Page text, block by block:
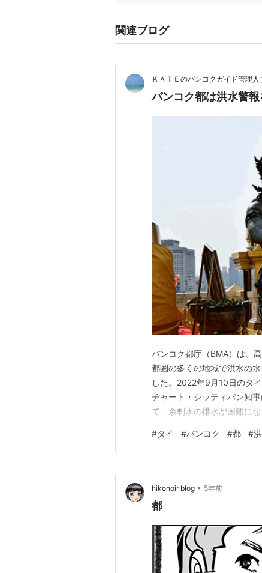
関連ブログ
ＫＡＴＥのバンコクガイド管理人
バンコク都は洪水警
バンコク都庁（BMA）は、
都圏の多くの地域で洪水の
した。2022年9月10日のタ
チャート・シッティパン知
て、余剰水の排水が困難に
路に流れ込むのを防いでい
立方メートルに達したと報
#タイ #バンコク #都 #
hikonoir blog • 5年前
都